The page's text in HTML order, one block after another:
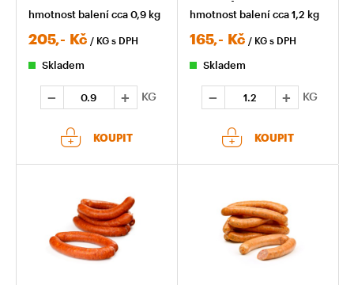
hmotnost balení cca 0,9 kg
205,- Kč / KG s DPH
Skladem
KG
KOUPIT
BALENÍ
hmotnost balení cca 1,2 kg
165,- Kč / KG s DPH
Skladem
KG
KOUPIT